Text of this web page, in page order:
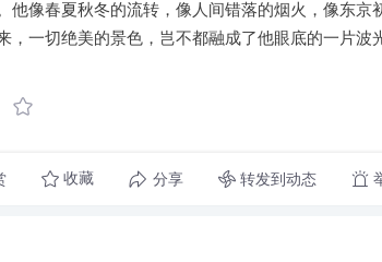
他像春夏秋冬的流转，像人间错落的烟火，像东京
，一切绝美的景色，岂不都融成了他眼底的一片波
收藏 分享 转发到动态